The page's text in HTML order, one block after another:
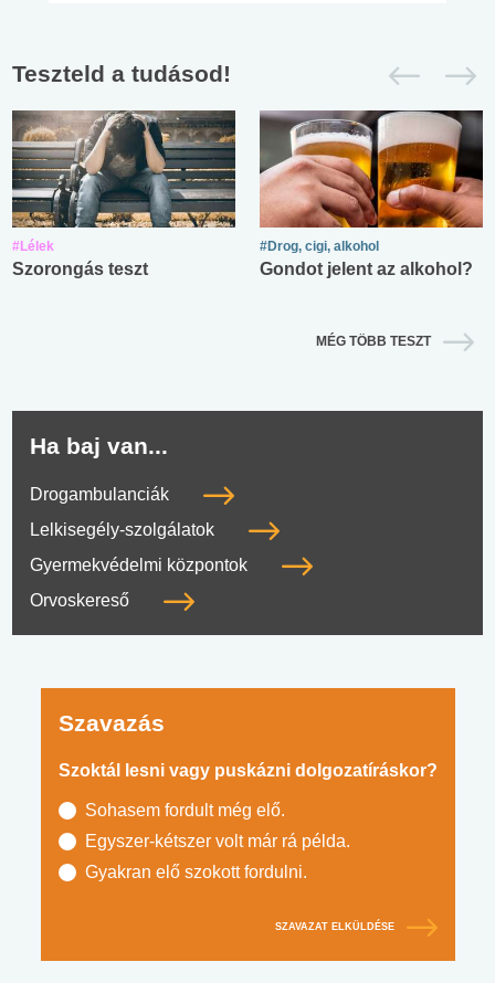
Teszteld a tudásod!
#Lélek
Szorongás teszt
#Drog, cigi, alkohol
Gondot jelent az alkohol?
MÉG TÖBB TESZT
Ha baj van...
Drogambulanciák
Lelkisegély-szolgálatok
Gyermekvédelmi központok
Orvoskereső
Szavazás
Szoktál lesni vagy puskázni dolgozatíráskor?
Sohasem fordult még elő.
Egyszer-kétszer volt már rá példa.
Gyakran elő szokott fordulni.
SZAVAZAT ELKÜLDÉSE